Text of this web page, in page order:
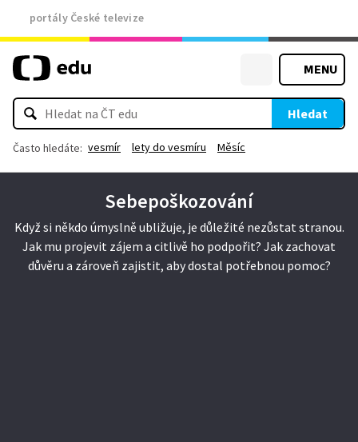
portály České televize
MENU
Hledat
Často hledáte: vesmír lety do vesmíru Měsíc
Sebepoškozování
Když si někdo úmyslně ubližuje, je důležité nezůstat stranou.
Jak mu projevit zájem a citlivě ho podpořit? Jak zachovat
důvěru a zároveň zajistit, aby dostal potřebnou pomoc?